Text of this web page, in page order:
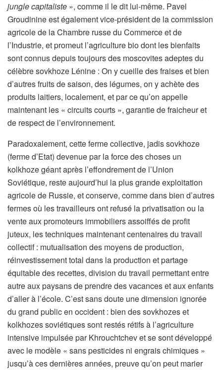
jungle capitaliste », comme il le dit lui-même. Pavel
Groudinine est également vice-président de la commission
agricole de la Chambre russe du Commerce et de
l’Industrie, et promeut l’agriculture bio dont les bienfaits
sont connus depuis toujours des moscovites adeptes du
célèbre sovkhoze Lénine : On y cueille des fraises et bien
d’autres fruits de saison, des légumes, on y achète des
produits laitiers, localement, et par ce qu’on appelle
maintenant les « circuits courts », garantie de fraicheur et
de respect de l’environnement.
Paradoxalement, cette ferme collective, jadis sovkhoze
(ferme d’Etat) devenue par la force des choses un
kolkhoze géant après l’effondrement de l’Union
Soviétique, reste aujourd’hui la plus grande exploitation
agricole de Russie, et conserve, comme dans bien d’autres
fermes où les travailleurs ont refusé la privatisation ou la
vente aux promoteurs immobiliers assoiffés de profit
juteux, les techniques maintenant centenaires du travail
collectif : mutualisation des moyens de production,
réinvestissement total dans la production et partage
équitable des recettes, division du travail permettant entre
autre aux paysans de prendre des vacances et aux enfants
d’aller à l’école. C’est sans doute une dimension ignorée
du grand public en occident : bien des sovkhozes et
kolkhozes soviétiques sont restés rétifs à l’agriculture
intensive impulsée par Khrouchtchev et se sont développé
avec le modèle « sans pesticides ni engrais chimiques »
jusqu’à ces dernières années, preuve qu’on peut marier